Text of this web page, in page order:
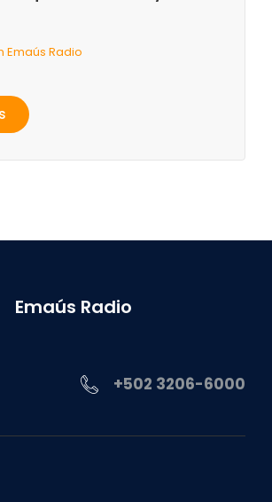
Emaús Radio
Emaús Radio
+502 3206-6000